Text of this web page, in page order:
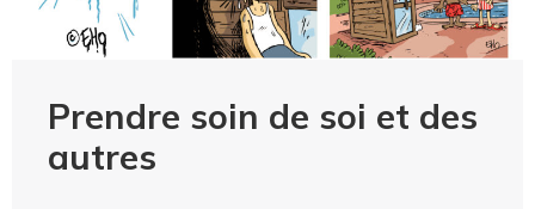
Prendre soin de soi et des
autres